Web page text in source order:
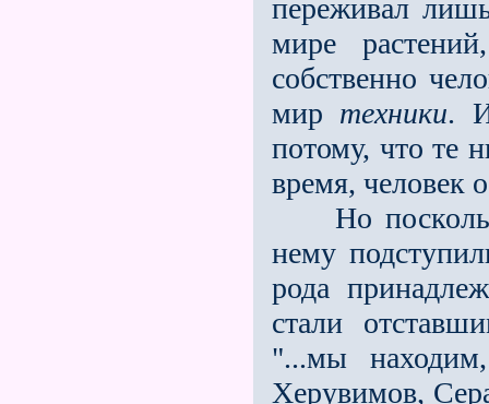
пе­реживал
мире
собственно
мир техники.
потому, что те
время, человек
Но
нему
рода
стали
"...мы
Херувимов,